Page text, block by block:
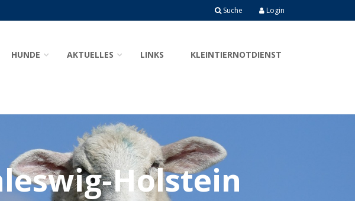
Login
Suche
HUNDE AKTUELLES LINKS KLEINTIERNOTDIENST
Holstein